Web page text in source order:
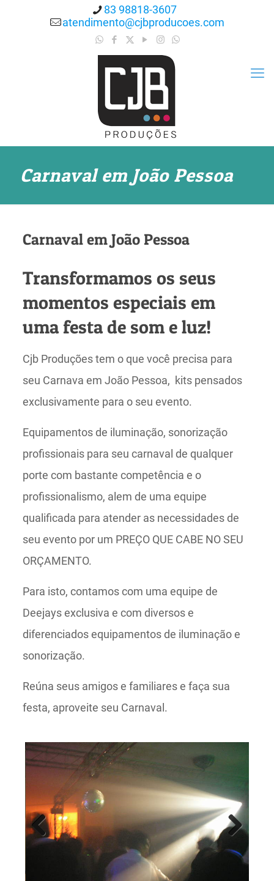
83 98818-3607
atendimento@cjbproducoes.com
Carnaval em João Pessoa
Carnaval em João Pessoa
Transformamos os seus
momentos especiais em
uma festa de som e luz!
Cjb Produções tem o que você precisa para
seu Carnava em João Pessoa, kits pensados
exclusivamente para o seu evento.
Equipamentos de iluminação, sonorização
profissionais para seu carnaval de qualquer
porte com bastante competência e o
profissionalismo, alem de uma equipe
qualificada para atender as necessidades de
seu evento por um PREÇO QUE CABE NO SEU
ORÇAMENTO.
Para isto, contamos com uma equipe de
Deejays exclusiva e com diversos e
diferenciados equipamentos de iluminação e
sonorização.
Reúna seus amigos e familiares e faça sua
festa, aproveite seu Carnaval.
Next